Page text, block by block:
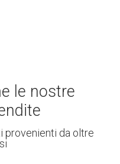
le nostre
provenienti da oltre